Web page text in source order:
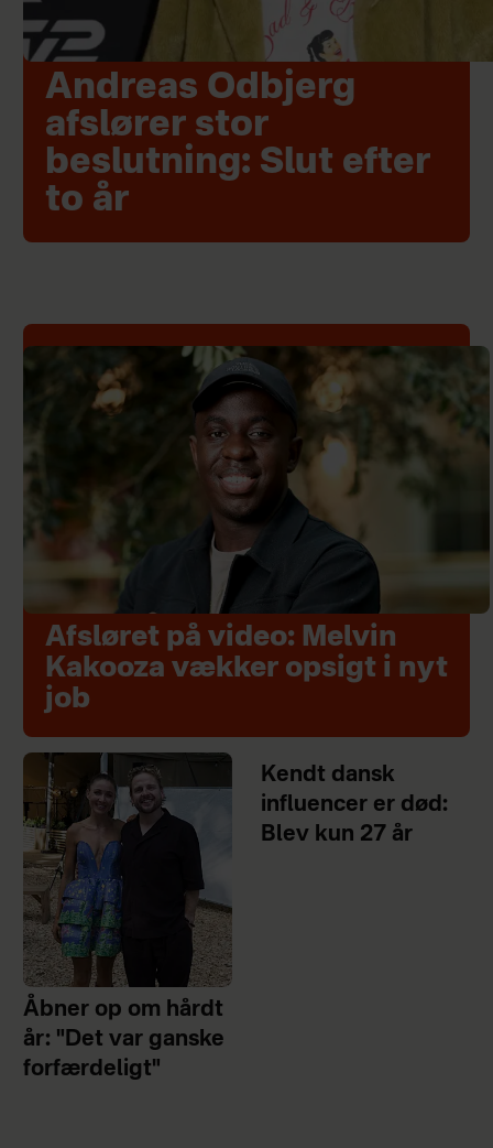
Andreas Odbjerg
afslører stor
beslutning: Slut efter
to år
Afsløret på video: Melvin
Kakooza vækker opsigt i nyt
job
Åbner op om hårdt
år: "Det var ganske
forfærdeligt"
Kendt dansk
influencer er død:
Blev kun 27 år